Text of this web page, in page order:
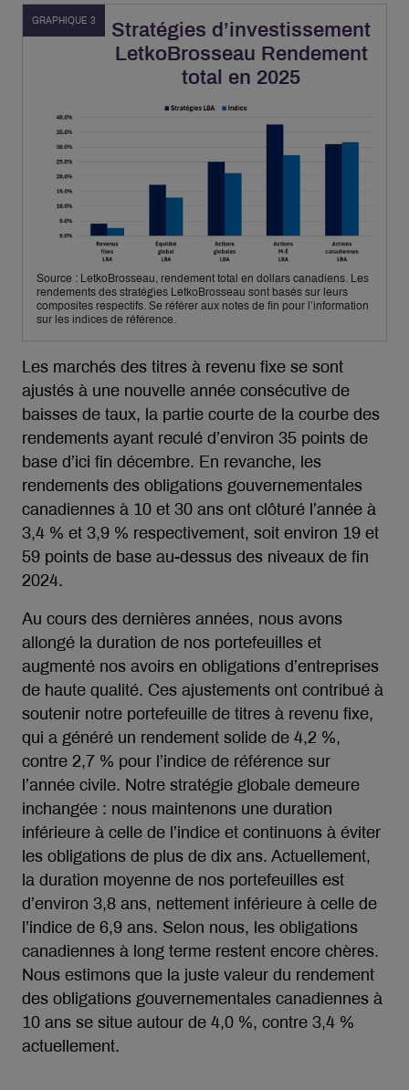
GRAPHIQUE 3
Stratégies d’investissement
LetkoBrosseau Rendement
total en 2025
Source : LetkoBrosseau, rendement total en dollars canadiens. Les
rendements des stratégies LetkoBrosseau sont basés sur leurs
composites respectifs. Se référer aux notes de fin pour l’information
sur les indices de référence.
Les marchés des titres à revenu fixe se sont
ajustés à une nouvelle année consécutive de
baisses de taux, la partie courte de la courbe des
rendements ayant reculé d’environ 35 points de
base d’ici fin décembre. En revanche, les
rendements des obligations gouvernementales
canadiennes à 10 et 30 ans ont clôturé l’année à
3,4 % et 3,9 % respectivement, soit environ 19 et
59 points de base au-dessus des niveaux de fin
2024.
Au cours des dernières années, nous avons
allongé la duration de nos portefeuilles et
augmenté nos avoirs en obligations d’entreprises
de haute qualité. Ces ajustements ont contribué à
soutenir notre portefeuille de titres à revenu fixe,
qui a généré un rendement solide de 4,2 %,
contre 2,7 % pour l’indice de référence sur
l’année civile. Notre stratégie globale demeure
inchangée : nous maintenons une duration
inférieure à celle de l’indice et continuons à éviter
les obligations de plus de dix ans. Actuellement,
la duration moyenne de nos portefeuilles est
d’environ 3,8 ans, nettement inférieure à celle de
l’indice de 6,9 ans. Selon nous, les obligations
canadiennes à long terme restent encore chères.
Nous estimons que la juste valeur du rendement
des obligations gouvernementales canadiennes à
10 ans se situe autour de 4,0 %, contre 3,4 %
actuellement.